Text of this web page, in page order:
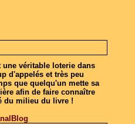
une véritable loterie dans
d'appelés et très peu
que quelqu'un mette sa
afin de faire connaître
du milieu du livre !